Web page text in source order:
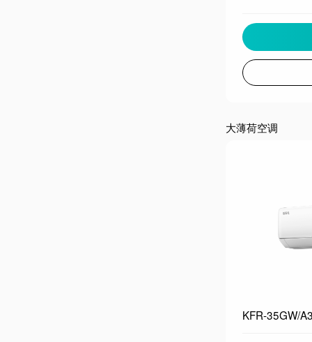
大薄荷空调